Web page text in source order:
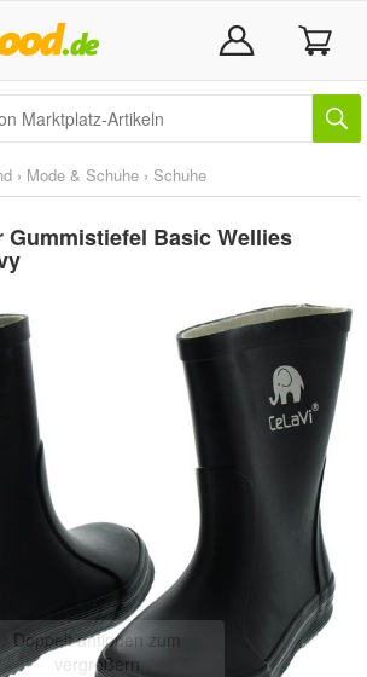
› Mode & Schuhe › Schuhe
Gummistiefel Basic Wellies
Doppelt antippen zum
vergrößern